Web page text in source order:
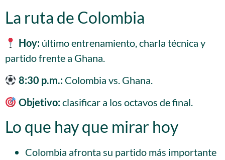
La ruta de Colombia
Hoy:último entrenamiento, charla técnica y
partido frente a Ghana.
8:30 p.m.:Colombia vs. Ghana.
Objetivo:clasificar a los octavos de final.
Lo que hay que mirar hoy
Colombia afronta su partido más importante